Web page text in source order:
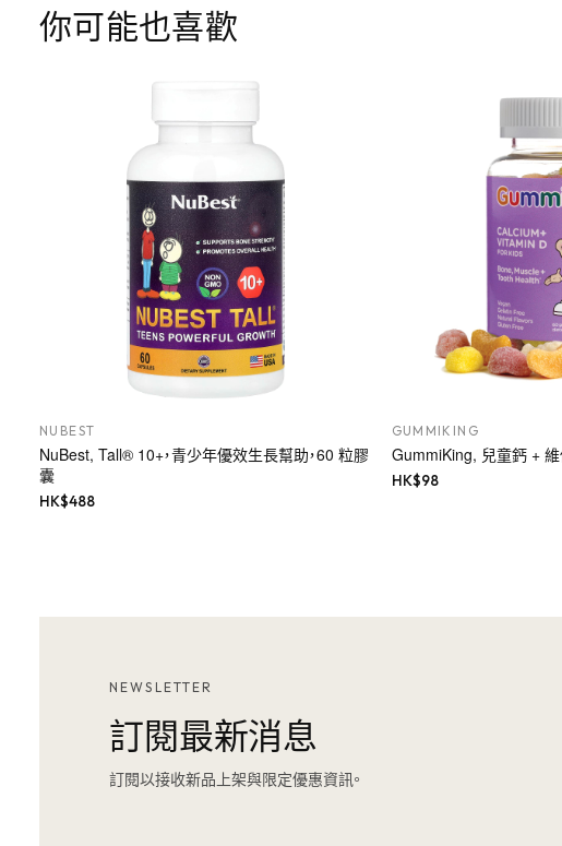
你可能也喜歡
NUBEST
NuBest, Tall® 10+，青少年優效生長幫助，60 粒膠
囊
HK$488
GUMMIKING
GummiKing, 兒童鈣 + 維
HK$98
NEWSLETTER
訂閱最新消息
訂閱以接收新品上架與限定優惠資訊。